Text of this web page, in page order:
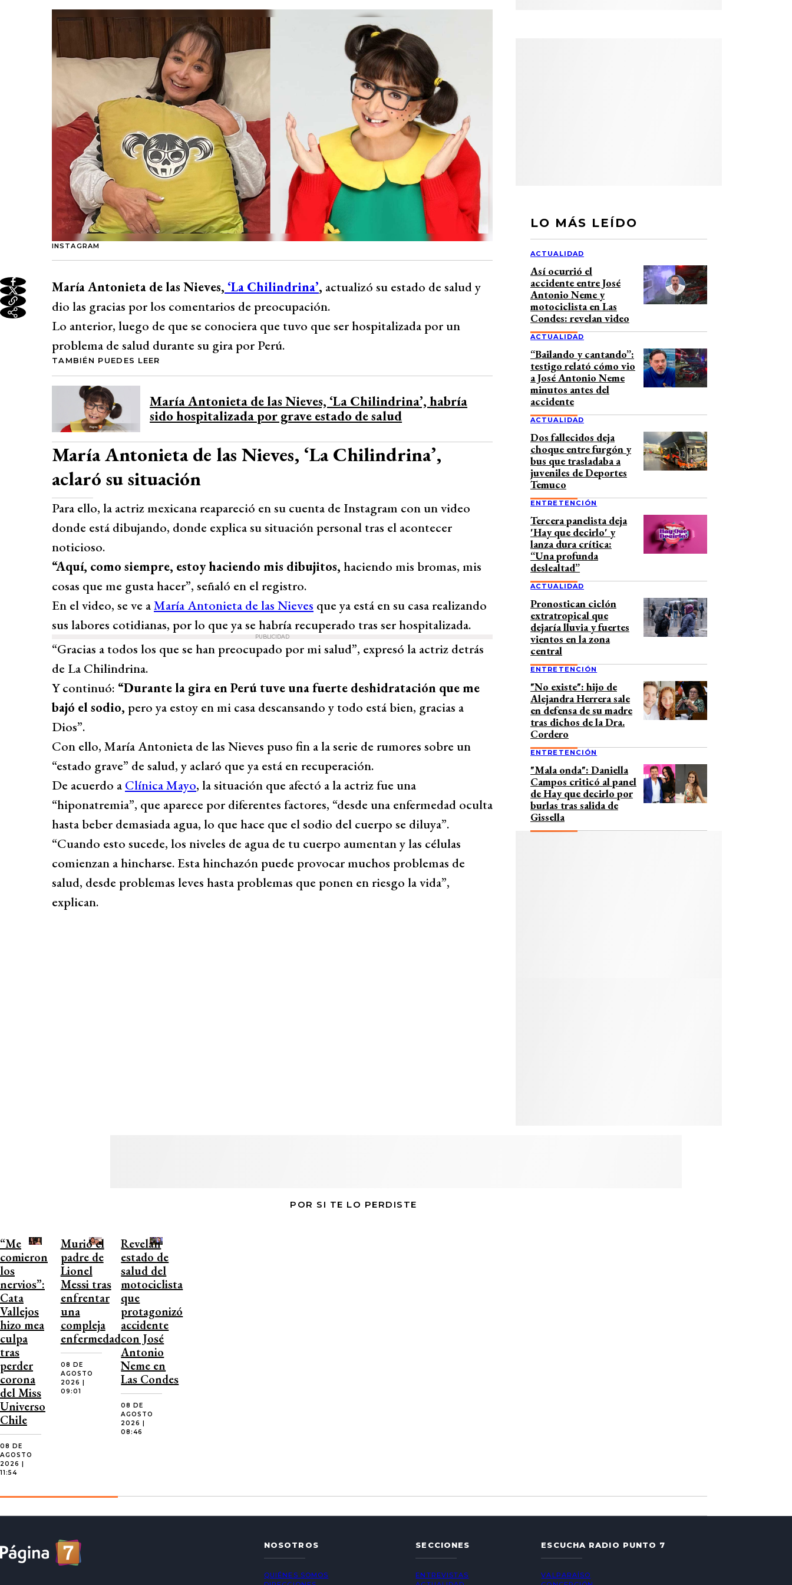
INSTAGRAM
María Antonieta de las Nieves, ‘La Chilindrina’, actualizó su estado de salud y
dio las gracias por los comentarios de preocupación.
Lo anterior, luego de que se conociera que tuvo que ser hospitalizada por un
problema de salud durante su gira por Perú.
TAMBIÉN PUEDES LEER
María Antonieta de las Nieves, ‘La Chilindrina’, habría
sido hospitalizada por grave estado de salud
María Antonieta de las Nieves, ‘La Chilindrina’,
aclaró su situación
Para ello, la actriz mexicana reapareció en su cuenta de Instagram con un video
donde está dibujando, donde explica su situación personal tras el acontecer
noticioso.
“Aquí, como siempre, estoy haciendo mis dibujitos, haciendo mis bromas, mis
cosas que me gusta hacer”, señaló en el registro.
En el video, se ve aMaría Antonieta de las Nieves que ya está en su casa realizando
sus labores cotidianas, por lo que ya se habría recuperado tras ser hospitalizada.
PUBLICIDAD
“Gracias a todos los que se han preocupado por mi salud”, expresó la actriz detrás
de La Chilindrina.
Y continuó: “Durante la gira en Perú tuve una fuerte deshidratación que me
bajó el sodio, pero ya estoy en mi casa descansando y todo está bien, gracias a
Dios”.
Con ello, María Antonieta de las Nieves puso fin a la serie de rumores sobre un
“estado grave” de salud, y aclaró que ya está en recuperación.
De acuerdo a Clínica Mayo, la situación que afectó a la actriz fue una
“hiponatremia”, que aparece por diferentes factores, “desde una enfermedad oculta
hasta beber demasiada agua, lo que hace que el sodio del cuerpo se diluya”.
“Cuando esto sucede, los niveles de agua de tu cuerpo aumentan y las células
comienzan a hincharse. Esta hinchazón puede provocar muchos problemas de
salud, desde problemas leves hasta problemas que ponen en riesgo la vida”,
explican.
LO MÁS LEÍDO
ACTUALIDAD
Así ocurrió el
accidente entre José
Antonio Neme y
motociclista en Las
Condes: revelan video
ACTUALIDAD
“Bailando y cantando”:
testigo relató cómo vio
a José Antonio Neme
minutos antes del
accidente
ACTUALIDAD
Dos fallecidos deja
choque entre furgón y
bus que trasladaba a
juveniles de Deportes
Temuco
ENTRETENCIÓN
Tercera panelista deja
'Hay que decirlo' y
lanza dura crítica:
“Una profunda
deslealtad”
ACTUALIDAD
Pronostican ciclón
extratropical que
dejaría lluvia y fuertes
vientos en la zona
central
ENTRETENCIÓN
"No existe": hijo de
Alejandra Herrera sale
en defensa de su madre
tras dichos de la Dra.
Cordero
ENTRETENCIÓN
"Mala onda": Daniella
Campos criticó al panel
de Hay que decirlo por
burlas tras salida de
Gissella
POR SI TE LO PERDISTE
“Me
comieron
los
nervios”:
Cata
Vallejos
hizo mea
culpa
tras
perder
corona
del Miss
Universo
Chile
08 DE
AGOSTO
2026 |
11:54
Murió el
padre de
Lionel
Messi tras
enfrentar
una
compleja
enfermedad
08 DE
AGOSTO
2026 |
09:01
Revelan
estado de
salud del
motociclista
que
protagonizó
accidente
con José
Antonio
Neme en
Las Condes
08 DE
AGOSTO
2026 |
08:46
NOSOTROS
QUIÉNES SOMOS
SECCIONES
ENTREVISTAS
ESCUCHA RADIO PUNTO 7
VALPARAÍSO